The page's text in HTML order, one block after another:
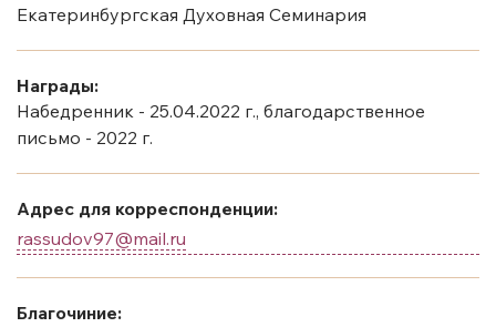
Екатеринбургская Духовная Семинария
Награды:
Набедренник - 25.04.2022 г., благодарственное
письмо - 2022 г.
Адрес для корреспонденции:
rassudov97@mail.ru
Благочиние: